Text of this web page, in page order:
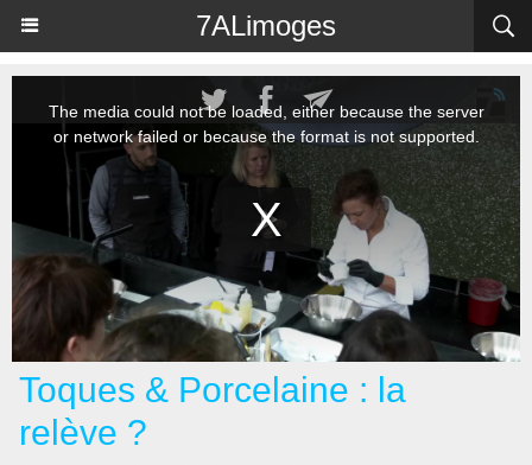
7ALimoges
Toques & Porcelaine : la
relève ?